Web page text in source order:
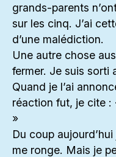
grands-parents
sur les cinq. J’ai
d’une malédiction.
Une autre chose
fermer. Je suis sorti
Quand je l’ai
réaction fut, je cite :
»
Du coup
me ronge. Mais je